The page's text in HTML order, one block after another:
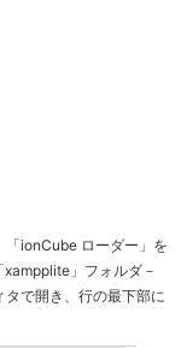
「ionCube ローダー」を
」フォルダ－
タで開き、行の最下部に